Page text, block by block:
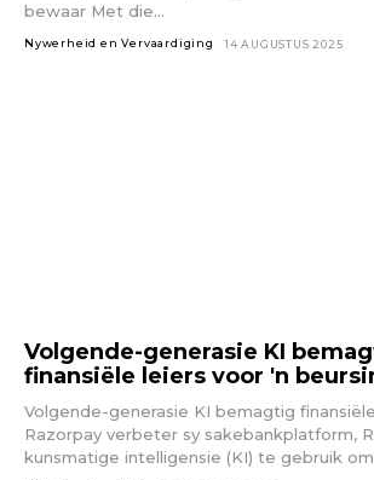
bewaar Met die...
Nywerheid en Vervaardiging 14 AUGUSTUS 2025
Volgende-generasie KI
finansiële leiers voor 'n
Volgende-generasie KI bemagtig
Razorpay verbeter sy sakebankplatform,
kunsmatige intelligensie (KI) te gebruik